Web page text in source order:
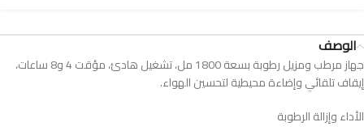
الوصف
جهاز مرطب ومزيل رطوبة بسعة 1800 مل، تشغيل هادئ، مؤقت 4 و8 ساعات،
إيقاف تلقائي وإضاءة محيطية لتحسين الهواء.
الأداء وإزالة الرطوبة